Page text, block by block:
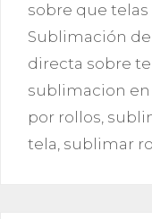
sobre que
Sublimación
directa sobre
sublimacion
por rollos,
tela, sublimar